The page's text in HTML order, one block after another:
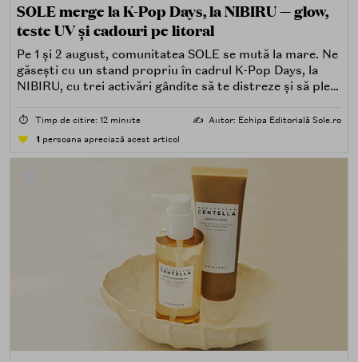
SOLE merge la K-Pop Days, la NIBIRU — glow,
teste UV și cadouri pe litoral
Pe 1 și 2 august, comunitatea SOLE se mută la mare. Ne
găsești cu un stand propriu în cadrul K-Pop Days, la
NIBIRU, cu trei activări gândite să te distreze și să pleci
⏱️ Timp de citire: 12 minute ✍️ Autor: Echipa Editorială Sole.ro
1 persoana apreciază acest articol